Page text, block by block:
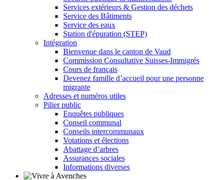
Services extérieurs & Gestion des déchets
Service des Bâtiments
Service des eaux
Station d'épuration (STEP)
Intégration
Bienvenue dans le canton de Vaud
Commission Consultative Suisses-Immigrés
Cours de français
Devenez famille d’accueil pour une personne
migrante
Adresses et numéros utiles
Pilier public
Enquêtes publiques
Conseil communal
Conseils intercommunaux
Votations et élections
Abattage d’arbres
Assurances sociales
Informations diverses